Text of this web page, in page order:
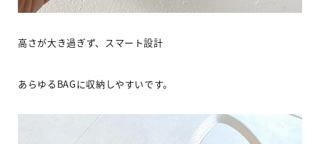
高さが大き過ぎず、スマート設計
あらゆる BAGに収納しやすいです。